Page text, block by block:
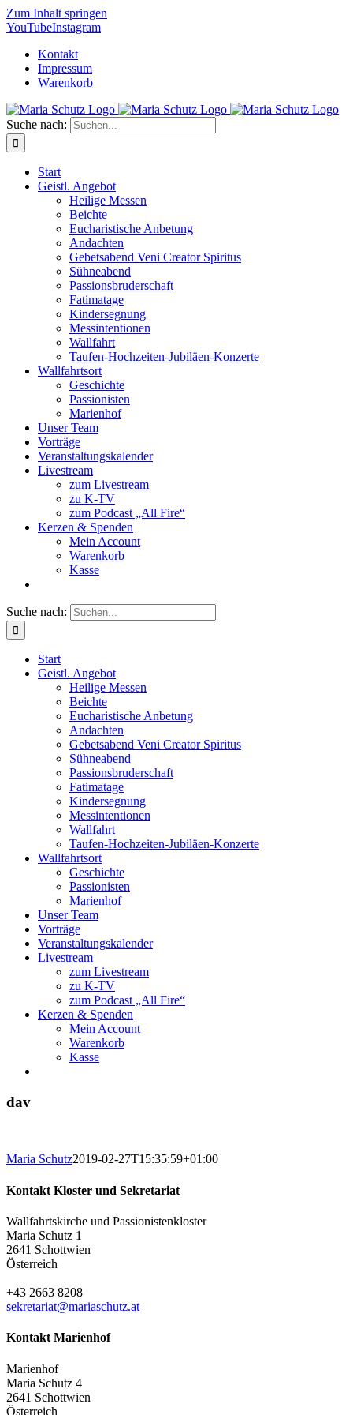
Zum Inhalt springen
YouTubeInstagram
Kontakt
Impressum
Warenkorb
Suche nach:
Start
Geistl. Angebot
Heilige Messen
Beichte
Eucharistische Anbetung
Andachten
Gebetsabend Veni Creator Spiritus
Sühneabend
Passionsbruderschaft
Fatimatage
Kindersegnung
Messintentionen
Wallfahrt
Taufen-Hochzeiten-Jubiläen-Konzerte
Wallfahrtsort
Geschichte
Passionisten
Marienhof
Unser Team
Vorträge
Veranstaltungskalender
Livestream
zum Livestream
zu K-TV
zum Podcast „All Fire“
Kerzen & Spenden
Mein Account
Warenkorb
Kasse
Suche nach:
Start
Geistl. Angebot
Heilige Messen
Beichte
Eucharistische Anbetung
Andachten
Gebetsabend Veni Creator Spiritus
Sühneabend
Passionsbruderschaft
Fatimatage
Kindersegnung
Messintentionen
Wallfahrt
Taufen-Hochzeiten-Jubiläen-Konzerte
Wallfahrtsort
Geschichte
Passionisten
Marienhof
Unser Team
Vorträge
Veranstaltungskalender
Livestream
zum Livestream
zu K-TV
zum Podcast „All Fire“
Kerzen & Spenden
Mein Account
Warenkorb
Kasse
dav
Maria Schutz2019-02-27T15:35:59+01:00
Kontakt Kloster und Sekretariat
Wallfahrtskirche und Passionistenkloster
Maria Schutz 1
2641 Schottwien
Österreich
+43 2663 8208
sekretariat@mariaschutz.at
Kontakt Marienhof
Marienhof
Maria Schutz 4
2641 Schottwien
Österreich